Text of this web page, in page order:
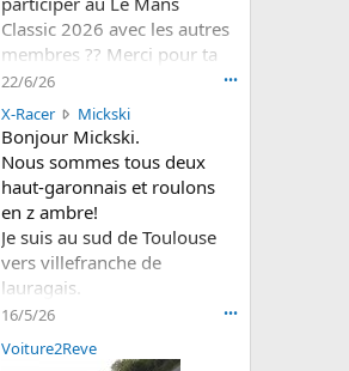
a
é
u
r
p
r
Classic 2026 avec les autres
membres ?? Merci pour ta
réponse. Cordialement.
Jaap
22/6/26 •••
X-Racer MickskiX
-
R
c
r
a
Bonjour Mickski.
Nous sommes tous deux
haut-garonnais et roulons
en z ambre!
Je suis au sud de Toulouse
vers villefranche de
lauragais.
Si jamais tu es partant , nous
pouvons nous organiser une
balade picknic un de ces
16/5/26 •••
Voiture2Reve